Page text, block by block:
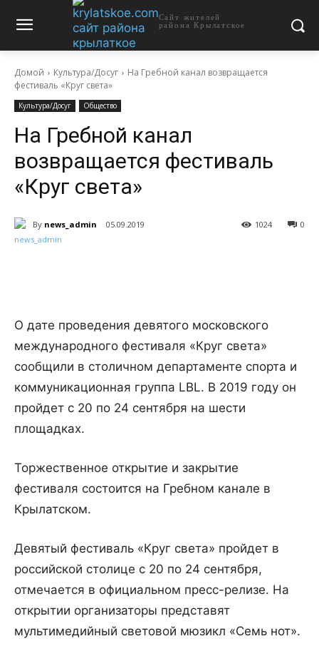
Сайт жителей
района Крылатское
Домой Культура/Досуг
На Гребной канал возвращается
фестиваль «Круг света»
Культура/Досуг Общество
На Гребной канал
возвращается фестиваль
«Круг света»
By news_admin 05.09.2019 0
1024
О дате проведения девятого московского
международного фестиваля «Круг света»
сообщили в столичном департаменте спорта и
коммуникационная группа LBL. В 2019 году он
пройдет с 20 по 24 сентября на шести
площадках.
Торжественное открытие и закрытие
фестиваля состоится на Гребном канале в
Крылатском.
Девятый фестиваль «Круг света» пройдет в
российской столице с 20 по 24 сентября,
отмечается в официальном пресс-релизе. На
открытии организаторы представят
мультимедийный световой мюзикл «Семь нот».